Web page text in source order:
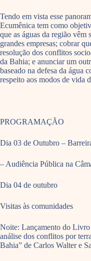
Tendo em vista esse
Ecumênica tem como
que as águas da região vêm
grandes empresas; cobrar
resolução dos conflitos
da Bahia; e anunciar um
baseado na defesa da água
respeito aos modos de vida
PROGRAMAÇÃO
Dia 03 de Outubro –
– Audiência Pública na
Dia 04 de outubro
Visitas às comunidades
Noite: Lançamento do Livro
análise dos conflitos por
Bahia” de Carlos Walter e